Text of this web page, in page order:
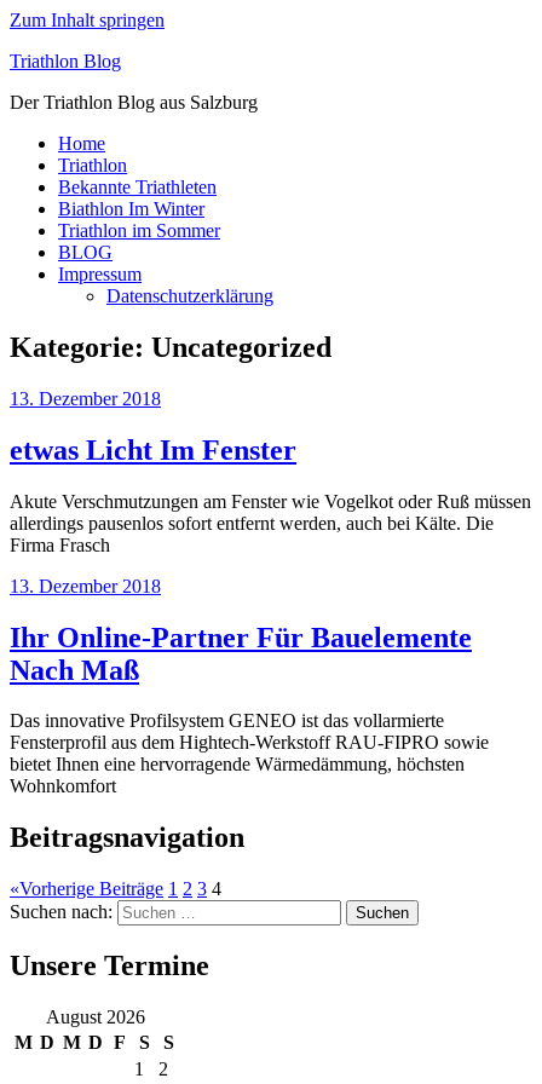
Zum Inhalt springen
Triathlon Blog
Der Triathlon Blog aus Salzburg
Home
Triathlon
Bekannte Triathleten
Biathlon Im Winter
Triathlon im Sommer
BLOG
Impressum
Datenschutzerklärung
Kategorie: Uncategorized
13. Dezember 2018
etwas Licht Im Fenster
Akute Verschmutzungen am Fenster wie Vogelkot oder Ruß müssen
allerdings pausenlos sofort entfernt werden, auch bei Kälte. Die
Firma Frasch
13. Dezember 2018
Ihr Online-Partner Für Bauelemente
Nach Maß
Das innovative Profilsystem GENEO ist das vollarmierte
Fensterprofil aus dem Hightech-Werkstoff RAU-FIPRO sowie
bietet Ihnen eine hervorragende Wärmedämmung, höchsten
Wohnkomfort
Beitragsnavigation
«Vorherige Beiträge 1 2 3 4
Suchen nach:
Suchen
Unsere Termine
August 2026
M D M D F S
S
1
2